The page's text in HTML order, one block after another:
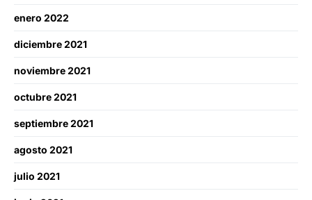
enero 2022
diciembre 2021
noviembre 2021
octubre 2021
septiembre 2021
agosto 2021
julio 2021